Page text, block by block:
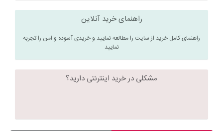
راهنمای خرید آنلاین
راهنمای کامل خرید از سایت را مطالعه نمایید و خریدی آسوده و امن را تجربه
نمایید
مشکلی در خرید اینترنتی دارید؟